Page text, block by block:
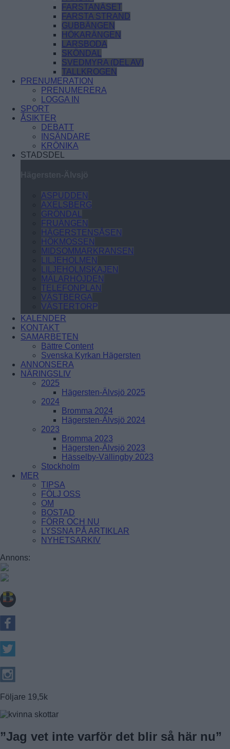
FARSTANÄSET
FARSTA STRAND
GUBBÄNGEN
HÖKARÄNGEN
LARSBODA
SKÖNDAL
SVEDMYRA (DEL AV)
TALLKROGEN
PRENUMERATION
PRENUMERERA
LOGGA IN
SPORT
ÅSIKTER
DEBATT
INSÄNDARE
KRÖNIKA
STADSDEL
ASPUDDEN
AXELSBERG
GRÖNDAL
FRUÄNGEN
HÄGERSTENSÅSEN
HÖKMOSSEN
MIDSOMMARKRANSEN
LILJEHOLMEN
LILJEHOLMSKAJEN
MÄLARHÖJDEN
TELEFONPLAN
VÄSTBERGA
VÄSTERTORP
ÖRNSBERG
ÅRSTABERG
ÅRSTADAL
ÄLVSJÖ
SOLBERGA
Skärholmen
BREDÄNG
SKÄRHOLMEN
SÄTRA
VÅRBERG
Enskede-Årsta-Vantör
BANDHAGEN
ENSKEDEFÄLTET
ENSKEDE GÅRD
GAMLA ENSKEDE
HAGSÄTRA
HÖGDALEN
JOHANNESHOV
RÅGSVED
STUREBY
ÅRSTA
ÖRBY
ÖSTBERGA
Farsta
KALENDER
KONTAKT
SAMARBETEN
Bättre Content
Svenska Kyrkan Hägersten
ANNONSERA
NÄRINGSLIV
2025
Hägersten-Älvsjö 2025
2024
Bromma 2024
Hägersten-Älvsjö 2024
2023
Bromma 2023
Hägersten-Älvsjö 2023
Hässelby-Vällingby 2023
Stockholm
MER
TIPSA
FÖLJ OSS
OM
BOSTAD
FÖRR OCH NU
LYSSNA PÅ ARTIKLAR
NYHETSARKIV
Annons:
Följare 19,5k
”Jag vet inte varför det blir så här nu”